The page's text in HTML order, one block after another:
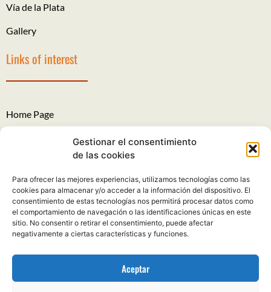
Gestionar el consentimiento
de las cookies
Para ofrecer las mejores experiencias, utilizamos tecnologías como las
cookies para almacenar y/o acceder a la información del dispositivo. El
consentimiento de estas tecnologías nos permitirá procesar datos como
el comportamiento de navegación o las identificaciones únicas en este
sitio. No consentir o retirar el consentimiento, puede afectar
negativamente a ciertas características y funciones.
Aceptar
Vía de la Plata
Gallery
Links of interest
Home Page
The Roads of Santiago
Privacy Policy
Cookies policy
Complaints and suggestions